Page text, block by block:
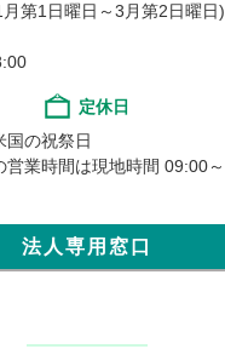
第1日曜日～3月第2日曜日)
定休日
国の祝祭日
業時間は現地時間 09:00～
法人専用窓口